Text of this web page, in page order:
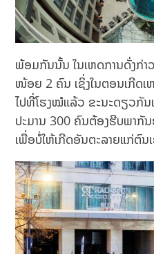
ພ້ອມກັນນັ້ນ ໃນເຫດການດັ່ງກ່າ
ໜ້ອຍ 2 ຄົນ ເຊິ່ງໃນຕອນເກີດເ
ໄປທີ່ໂຮງໝໍແລ້ວ ຂະນະດຽວກັນ
ປະມານ 300 ຄົນຕ້ອງຮີບພາກັ
ເພື່ອບໍ່ໃຫ້ເກີດອັນຕະລາຍແກ່ຕົນ